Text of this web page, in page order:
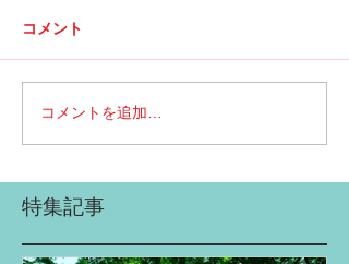
コメント
コメントを追加…
特集記事